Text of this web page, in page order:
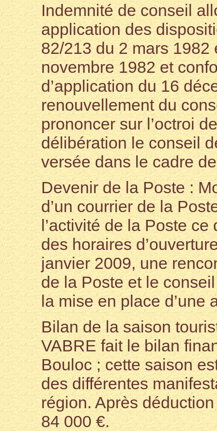
Indemnité de conseil
application des
82/213 du 2 mars 1982
novembre 1982 et
d’application du 16
renouvellement du
prononcer sur l’octroi
délibération le conseil
versée dans le cadre
Devenir de la Poste :
d’un courrier de la
l’activité de la Poste
des horaires
janvier 2009, une
de la Poste et le
la mise en place d’une
Bilan de la saison
VABRE fait le bilan
Bouloc ; cette saison
des différentes
région. Après
84 000 €.